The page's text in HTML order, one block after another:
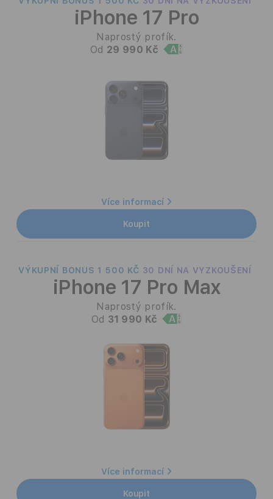
k
ciPhone 17 Pro
Naprostý profík.
Od 29 990 Kč
Více informací
Koupit
VÝKUPNÍ BONUS 1 500 KČ 30 DNÍ NA VYZKOUŠENÍ
iPhone 17 Pro Max
Naprostý profík.
Od 31 990 Kč
Více informací
Koupit